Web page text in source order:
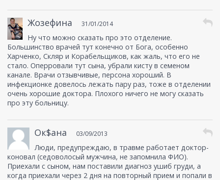
Жозефина 31/01/2014
Ну что можно сказать про это отделение.
Большинство врачей тут конечно от Бога, особенно
Харченко, Скляр и Корабельщиков, как жаль, что его не
стало. Оперровали тут сына, убрали кисту в семеном
канале. Врачи отзывчивые, персона хороший. В
инфекционке довелось лежать пару раз, тоже в отделении
очень хорошие доктора. Плохого ничего не могу сказать
про эту больницу.
Ок$ана 03/09/2013
Люди, предупреждаю, в травме работает доктор-
коновал (седоволосый мужчина, не запомнила ФИО).
Приехали с сыном, нам поставили диагноз ушиб груди, а
когда приехали через 2 дня на повторный прием и попали в